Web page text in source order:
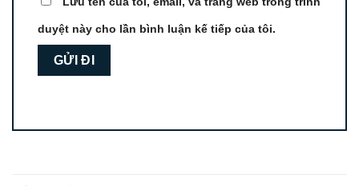
duyệt này cho lần bình luận kế tiếp của tôi.